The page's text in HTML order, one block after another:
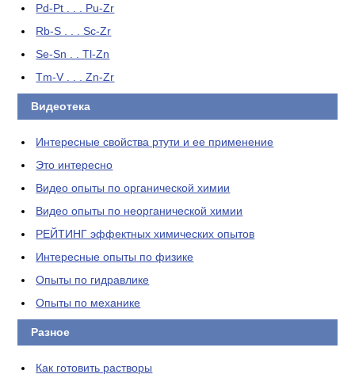
Pd-Pt . . . Pu-Zr
Rb-S . . . Sc-Zr
Se-Sn . . Tl-Zn
Tm-V . . . Zn-Zr
Видеотека
Интересные свойства ртути и ее применение
Это интересно
Видео опыты по органической химии
Видео опыты по неорганической химии
РЕЙТИНГ эффектных химических опытов
Интересные опыты по физике
Опыты по гидравлике
Опыты по механике
Разное
Как готовить растворы